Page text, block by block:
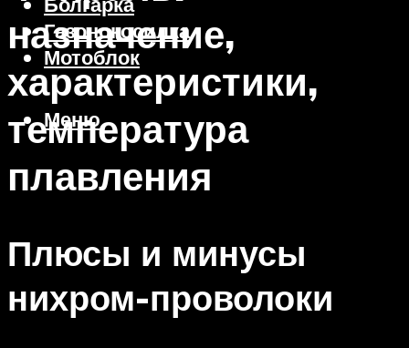
Газонокосилка
Мотоблок
Меню
назначение,
характеристики,
температура
плавления
Плюсы и минусы
нихром-проволоки